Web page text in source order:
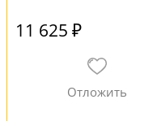
11 625 ₽